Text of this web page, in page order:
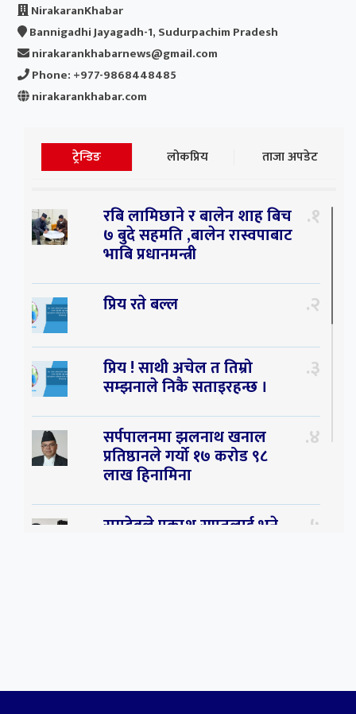
NirakaranKhabar
Bannigadhi Jayagadh-1, Sudurpachim Pradesh
nirakarankhabarnews@gmail.com
Phone: +977-9868448485
nirakarankhabar.com
ट्रेन्डिङ लोकप्रिय ताजा अपडेट
रबि लामिछाने र बालेन शाह बिच
७ बुदे सहमति ,बालेन रास्वपाबाट
भाबि प्रधानमन्त्री
१
प्रिय रते बल्ल २
प्रिय ! साथी अचेल त तिम्रो
सम्झनाले निकै सताइरहन्छ ।
३
सर्पपालनमा झलनाथ खनाल
प्रतिष्ठानले गर्यो १७ करोड ९८
लाख हिनामिना
४
रामदेवले प्रकाश सपुतलाई भने ५
७